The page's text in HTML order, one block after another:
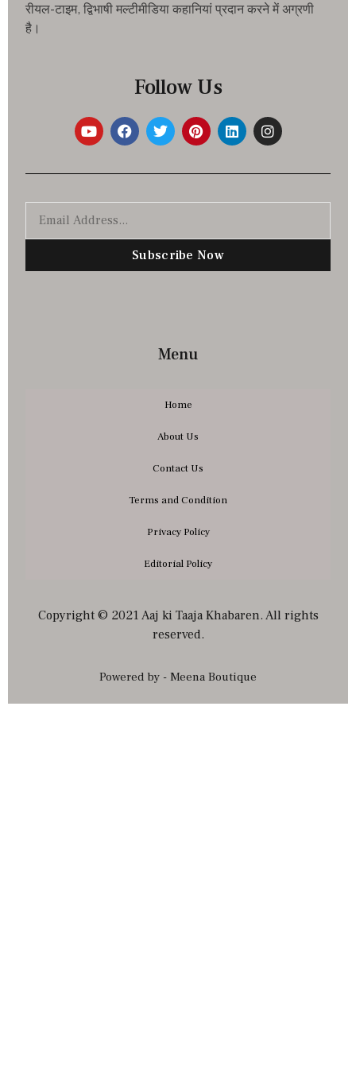
रीयल-टाइम, द्विभाषी मल्टीमीडिया कहानियां प्रदान करने में अग्रणी
है।
Follow Us
Subscribe Now
Menu
Home
About Us
Contact Us
Terms and Condition
Privacy Policy
Editorial Policy
Copyright © 2021 Aaj ki Taaja Khabaren. All rights
reserved.
Powered by - Meena Boutique